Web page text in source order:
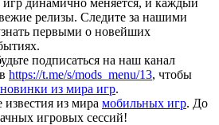
релизы. Следите за нашими
первыми о новейших
подписаться на наш канал
https://t.me/s/mods_menu/13, чтобы
из мира игр.
известия из мира мобильных игр. До
игровых сессий!